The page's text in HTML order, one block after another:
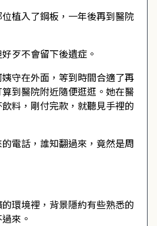
植入了鋼板，一年後再到醫院
歹不會留下後遺症。
守在外面，等到時間合適了再
到醫院附近隨便逛逛。她在醫
料，剛付完款，就聽見手裡的
電話，誰知翻過來，竟然是周
環境裡，背景隱約有些熟悉的
來。